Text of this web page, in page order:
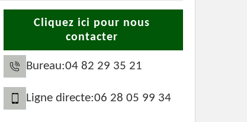
Cliquez ici pour nous
contacter
Bureau:04 82 29 35 21
Ligne directe:06 28 05 99 34